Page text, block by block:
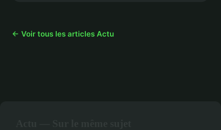
← Voir tous les articles Actu